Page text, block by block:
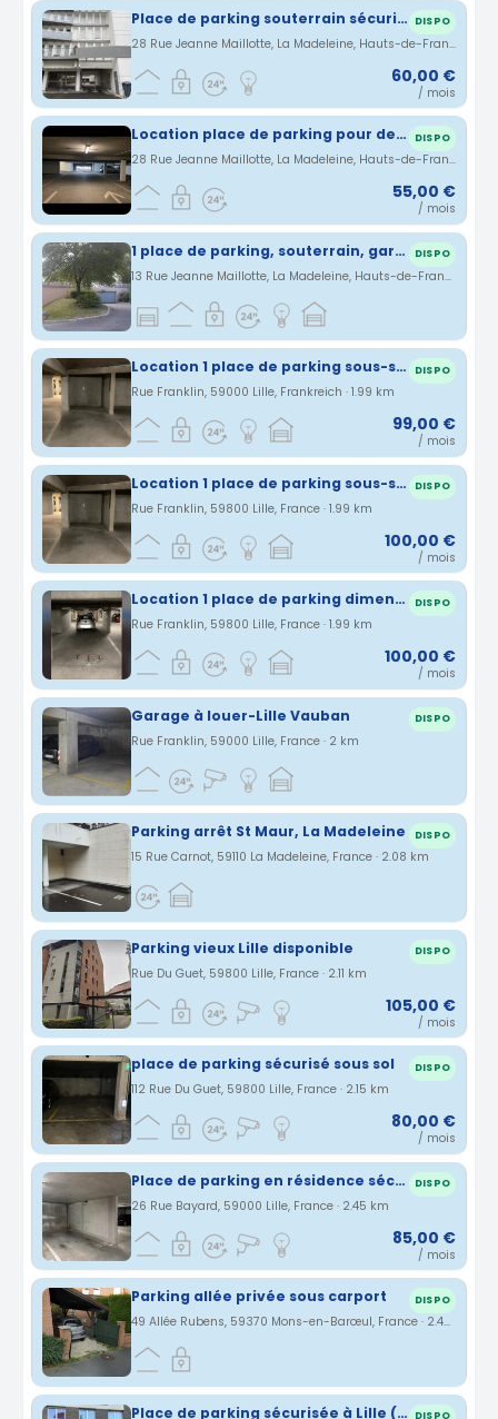
Place de parking souterrain sécurisé à l'entrée de La Madeleine DISPO
28 Rue Jeanne Maillotte, La Madeleine, Hauts-de-France, France · 1.94 km
60,00 €
/ mois
Location place de parking pour deux-roues DISPO
28 Rue Jeanne Maillotte, La Madeleine, Hauts-de-France, France · 1.94 km
55,00 €
/ mois
1 place de parking, souterrain, gardienné, à 1,5 km de Gare Lille Europe / 2,5 km Gare Lille Flandres (avec bip, entrée sécurisée) DISPO
13 Rue Jeanne Maillotte, La Madeleine, Hauts-de-France, France · 1.94 km
Location 1 place de parking sous-sol DISPO
Rue Franklin, 59000 Lille, Frankreich · 1.99 km
99,00 €
/ mois
Location 1 place de parking sous-sol DISPO
Rue Franklin, 59800 Lille, France · 1.99 km
100,00 €
/ mois
Location 1 place de parking dimension handicapée sous-sol DISPO
Rue Franklin, 59800 Lille, France · 1.99 km
100,00 €
/ mois
Garage à louer-Lille Vauban DISPO
Rue Franklin, 59000 Lille, France · 2 km
Parking arrêt St Maur, La Madeleine DISPO
15 Rue Carnot, 59110 La Madeleine, France · 2.08 km
Parking vieux Lille disponible DISPO
Rue Du Guet, 59800 Lille, France · 2.11 km
105,00 €
/ mois
place de parking sécurisé sous sol DISPO
112 Rue Du Guet, 59800 Lille, France · 2.15 km
80,00 €
/ mois
Place de parking en résidence sécurisée LILLE proche métro Porte des Postes DISPO
26 Rue Bayard, 59000 Lille, France · 2.45 km
85,00 €
/ mois
Parking allée privée sous carport DISPO
49 Allée Rubens, 59370 Mons-en-Barœul, France · 2.47 km
Place de parking sécurisée à Lille (RDC) DISPO